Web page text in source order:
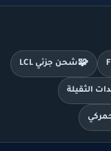
🧩شحن جزئي LCL
الثقيلة